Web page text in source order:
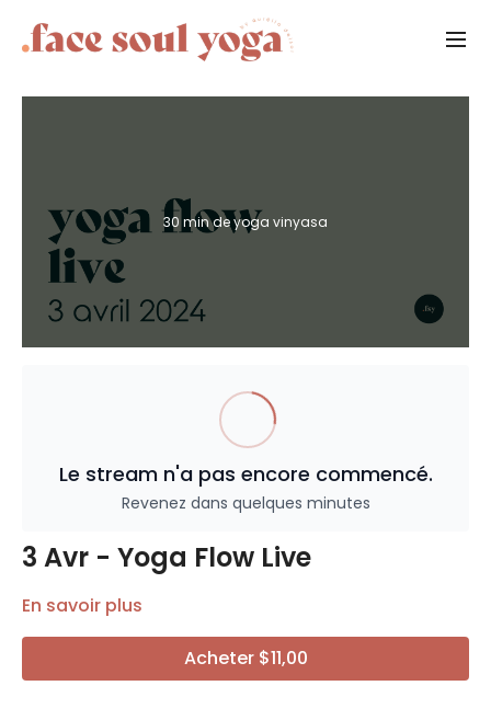
30 min de yoga vinyasa
Le stream n'a pas encore commencé.
Revenez dans quelques minutes
3 Avr - Yoga Flow Live
En savoir plus
Acheter $11,00